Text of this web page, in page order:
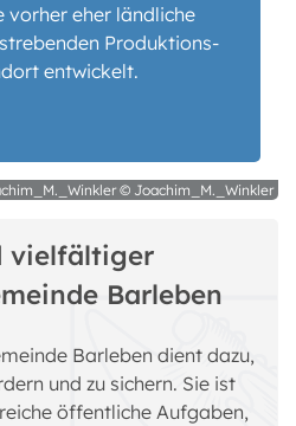
© Joachim_M._Winkler
vorher eher ländliche
Produktions-
entwickelt.
vielfältiger
Barleben
Barleben dient dazu,
und zu sichern. Sie ist
öffentliche Aufgaben,